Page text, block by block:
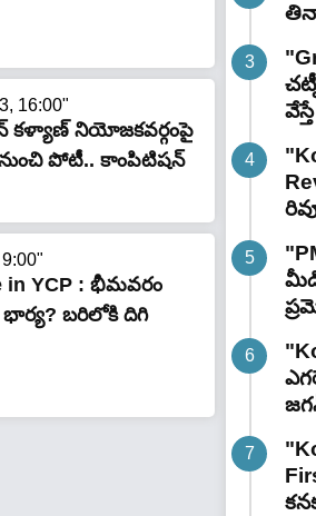
16:00"
కళ్యాణ్ నియోజకవర్గంపై
నుంచి పోటీ.. కాంపిటిషన్
in YCP : భీమవరం
భార్య? బరిలోకి దిగి